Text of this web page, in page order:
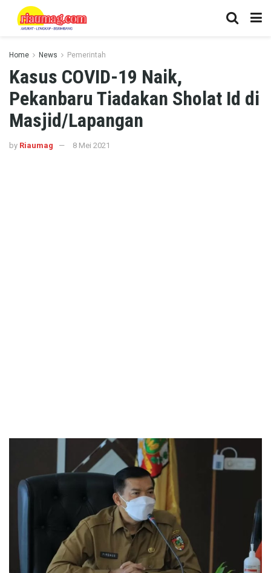
Home News Pemerintah
Kasus COVID-19 Naik,
Pekanbaru Tiadakan Sholat Id di
Masjid/Lapangan
by Riaumag 8 Mei 2021